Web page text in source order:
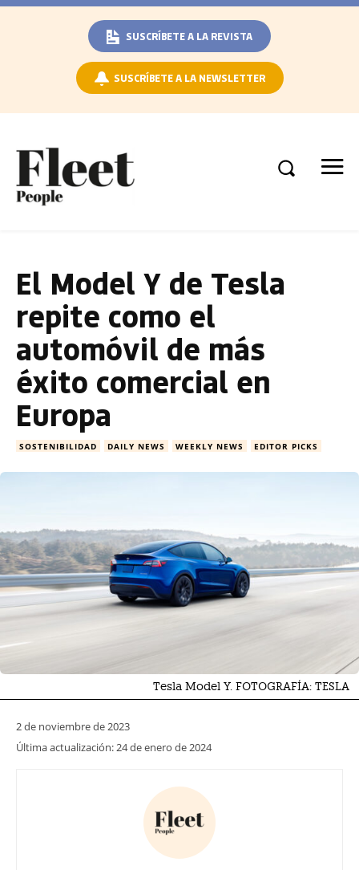
SUSCRÍBETE A LA REVISTA
SUSCRÍBETE A LA NEWSLETTER
El Model Y de Tesla
repite como el
automóvil de más
éxito comercial en
Europa
SOSTENIBILIDAD DAILY NEWS WEEKLY NEWS EDITOR PICKS
Tesla Model Y. FOTOGRAFÍA: TESLA
2 de noviembre de 2023
Última actualización:24 de enero de 2024